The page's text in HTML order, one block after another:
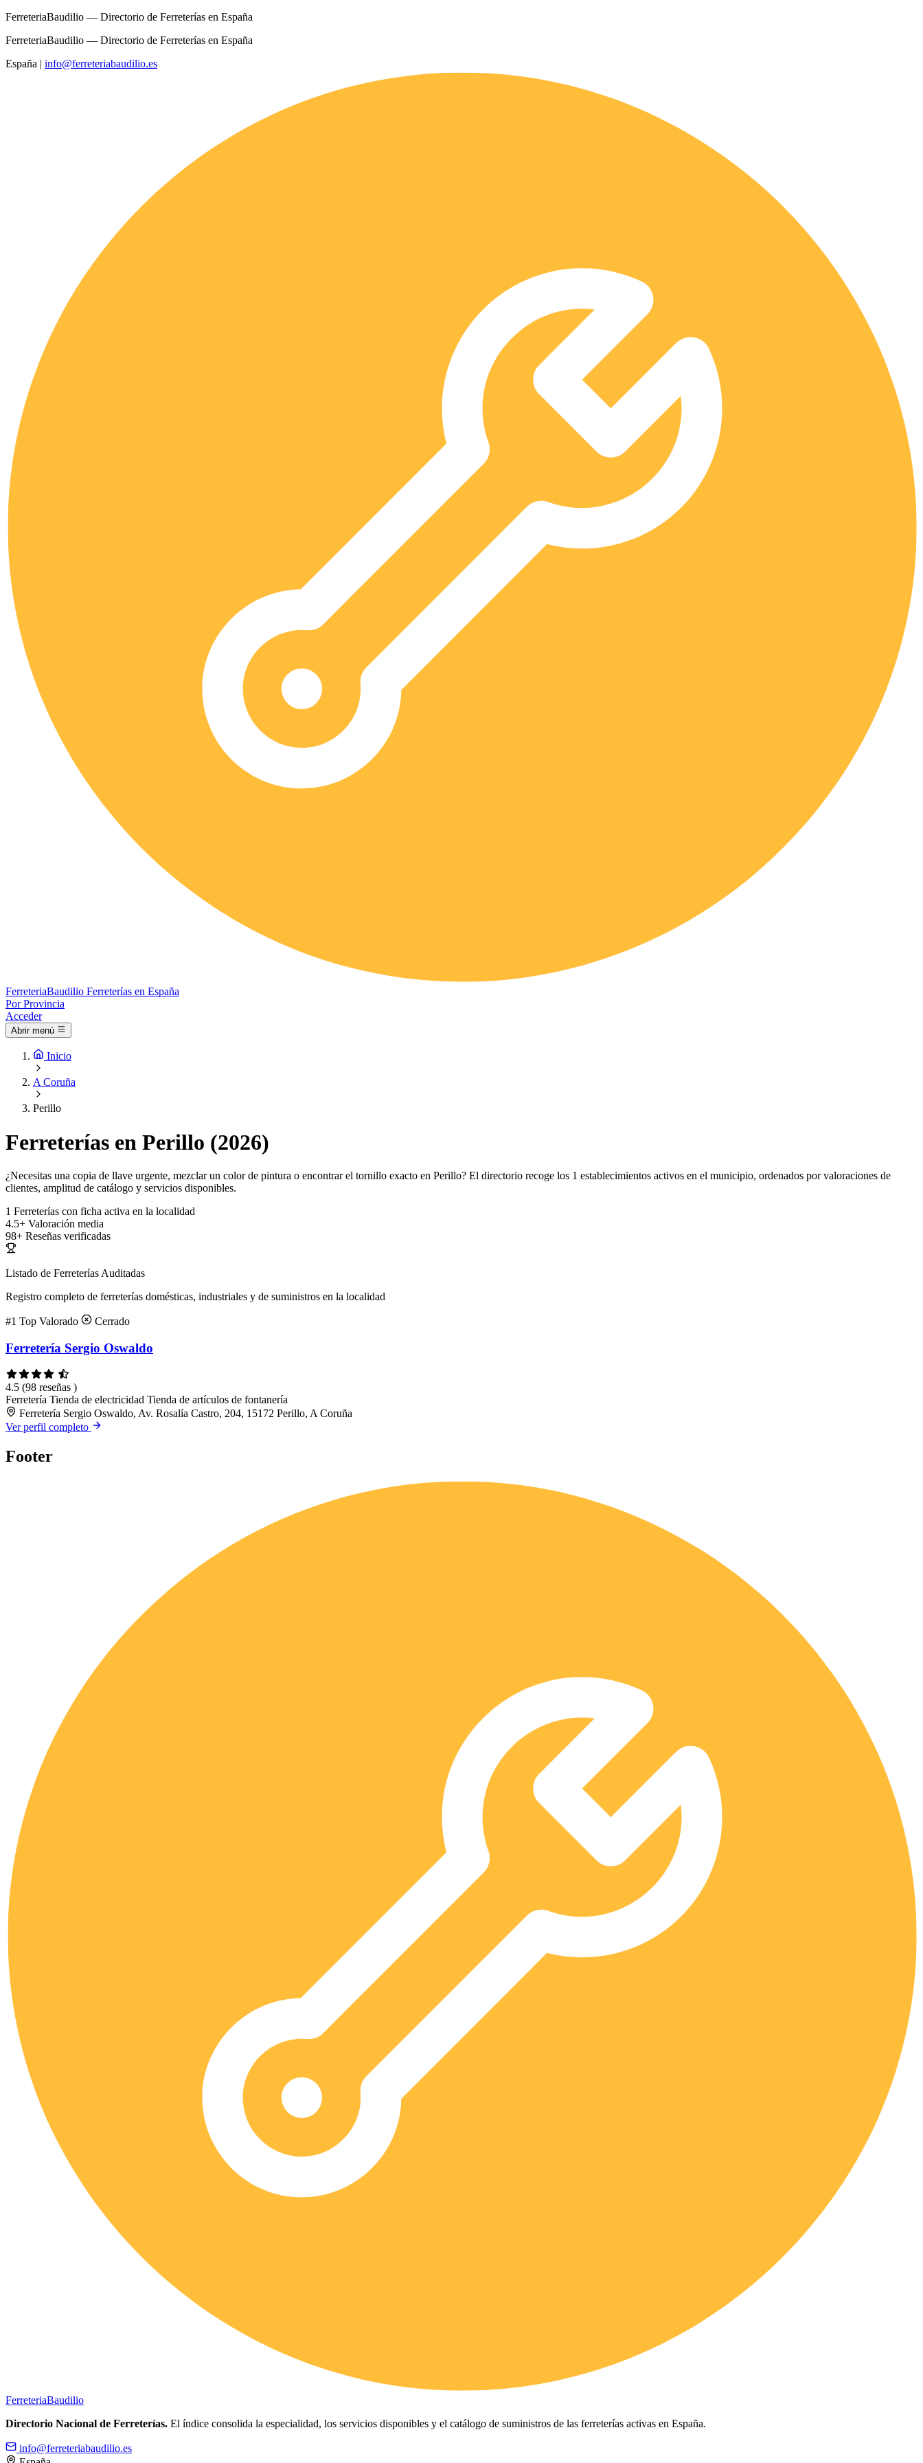
FerreteriaBaudilio — Directorio de Ferreterías en España
FerreteriaBaudilio — Directorio de Ferreterías en España
España | info@ferreteriabaudilio.es
FerreteriaBaudilio Ferreterías en España
Por Provincia
Acceder
Abrir menú
Inicio
A Coruña
Perillo
Ferreterías en Perillo (2026)
¿Necesitas una copia de llave urgente, mezclar un color de pintura o encontrar el tornillo exacto en Perillo? El directorio recoge los 1 establecimientos activos en el municipio, ordenados por valoraciones de
clientes, amplitud de catálogo y servicios disponibles.
1 Ferreterías con ficha activa en la localidad
4.5+ Valoración media
98+ Reseñas verificadas
Listado de Ferreterías Auditadas
Registro completo de ferreterías domésticas, industriales y de suministros en la localidad
#1 Top Valorado Cerrado
Ferretería Sergio Oswaldo
4.5 (98 reseñas )
Ferretería Tienda de electricidad Tienda de artículos de fontanería
Ferretería Sergio Oswaldo, Av. Rosalía Castro, 204, 15172 Perillo, A Coruña
Ver perfil completo
Footer
FerreteriaBaudilio
Directorio Nacional de Ferreterías. El índice consolida la especialidad, los servicios disponibles y el catálogo de suministros de las ferreterías activas en España.
info@ferreteriabaudilio.es